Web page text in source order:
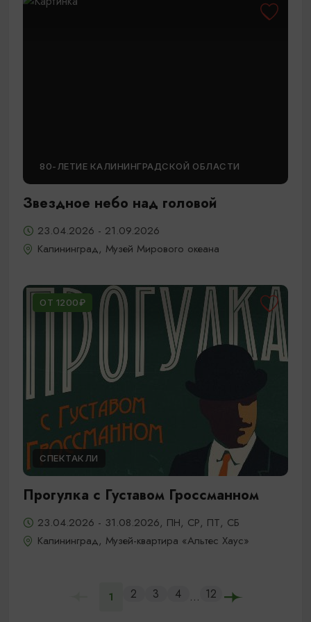
80-ЛЕТИЕ КАЛИНИНГРАДСКОЙ ОБЛАСТИ
Звездное небо над головой
23.04.2026 - 21.09.2026
Калининград, Музей Мирового океана
ОТ 1200₽
СПЕКТАКЛИ
Прогулка с Густавом Гроссманном
23.04.2026 - 31.08.2026, ПН, СР, ПТ, СБ
Калининград, Музей-квартира «Альтес Хаус»
1 2 3 4 ... 12